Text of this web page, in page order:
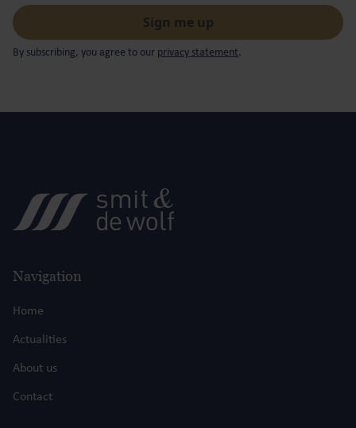
By subscribing, you agree to our privacy statement.
Navigation
Home
Actualities
About us
Contact